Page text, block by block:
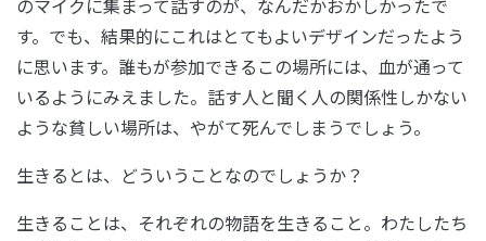
のマイクに集まって話すのが、なんだかおかしかったで
す。でも、結果的にこれはとてもよいデザインだったよう
に思います。誰もが参加できるこの場所には、血が通って
いるようにみえました。話す人と聞く人の関係性しかない
ような貧しい場所は、やがて死んでしまうでしょう。
生きるとは、どういうことなのでしょうか？
生きることは、それぞれの物語を生きること。わたしたち